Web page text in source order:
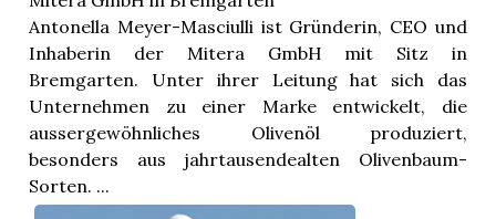
Antonella Meyer-Masciulli ist Gründerin, CEO und
Inhaberin der Mitera GmbH mit Sitz in
Bremgarten. Unter ihrer Leitung hat sich das
Unternehmen zu einer Marke entwickelt, die
aussergewöhnliches Olivenöl produziert,
besonders aus jahrtausendealten Olivenbaum-
Sorten. ...